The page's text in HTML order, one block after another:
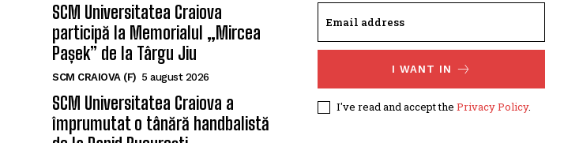
SCM Universitatea Craiova
participă la Memorialul „Mircea
Pașek” de la Târgu Jiu
SCM CRAIOVA (F) 5 august 2026
SCM Universitatea Craiova a
împrumutat o tânără handbalistă
I WANT IN
I've read and accept the Privacy Policy.